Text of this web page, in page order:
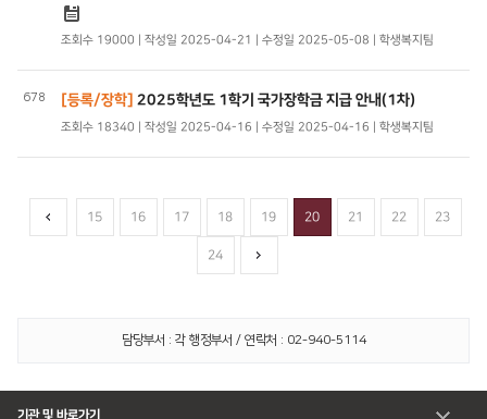
조회수 19000 | 작성일 2025-04-21 | 수정일 2025-05-08 | 학생복지팀
678 [등록/장학] 2025학년도 1학기 국가장학금 지급 안내(1차)
조회수 18340 | 작성일 2025-04-16 | 수정일 2025-04-16 | 학생복지팀
15 16 17 18 19 20 21 22 23
24
담당부서 : 각 행정부서 / 연락처 : 02-940-5114
기관 및 바로가기